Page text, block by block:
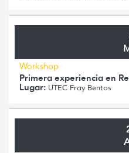
Workshop
Primera experiencia en
Lugar: UTEC Fray Bentos